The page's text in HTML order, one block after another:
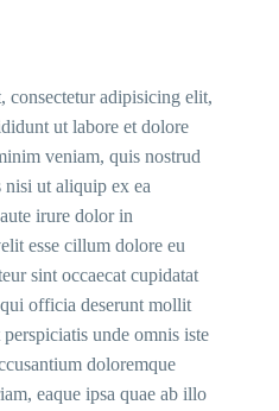
consectetur adipisicing elit,
ut labore et dolore
veniam, quis nostrud
ut aliquip ex ea
irure dolor in
esse cillum dolore eu
sint occaecat cupidatat
officia deserunt mollit
unde omnis iste
doloremque
eaque ipsa quae ab illo